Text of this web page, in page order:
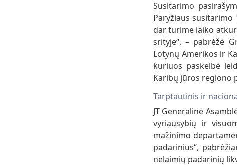
Susitarimo
Paryžiaus susitarimo
dar turime laiko
srityje“, – pabrėžė
Lotynų Amerikos ir
kuriuos paskelbė
Karibų jūros regiono
Tarptautinis ir
JT Generalinė
vyriausybių ir
mažinimo
padarinius“,
nelaimių padarinių